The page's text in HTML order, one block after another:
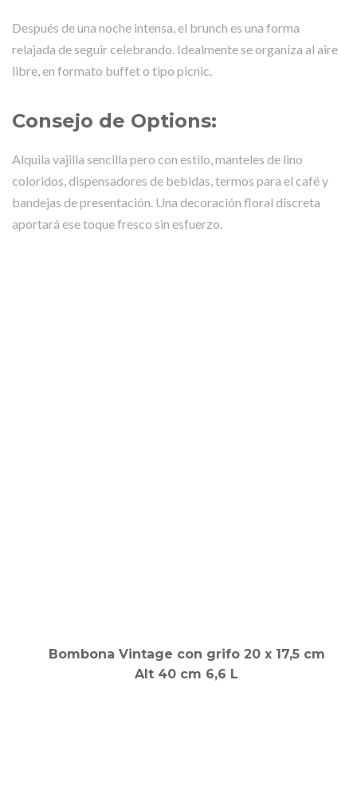
Después de una noche intensa, el brunch es una forma
relajada de seguir celebrando. Idealmente se organiza al aire
libre, en formato buffet o tipo picnic.
Consejo de Options:
Alquila vajilla sencilla pero con estilo, manteles de lino
coloridos, dispensadores de bebidas, termos para el café y
bandejas de presentación. Una decoración floral discreta
aportará ese toque fresco sin esfuerzo.